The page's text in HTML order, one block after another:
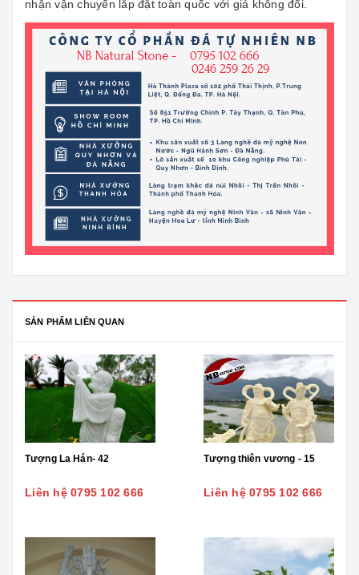
nhận vận chuyển lắp đặt toàn quốc với giá không đổi.
SẢN PHẨM LIÊN QUAN
Tượng La Hán- 42
Liên hệ 0795 102 666
Tượng thiên vương - 15
Liên hệ 0795 102 666